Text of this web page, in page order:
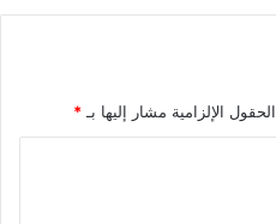
الحقول الإلزامية مشار إليها بـ*